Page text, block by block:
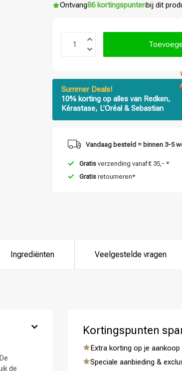
Ontvang86 kortingspuntenbij dit
Summer Deals!
10% korting op alles van Redken,
Kérastase, L’Oréal & Sebastian
Vandaag besteld = binnen 3-5
Gratis verzending vanaf € 35,- *
Gratis retourneren*
Ingrediënten Veelgestelde vragen
de
Kortingspunten
Extra korting op je aankoop
Speciale aanbieding &